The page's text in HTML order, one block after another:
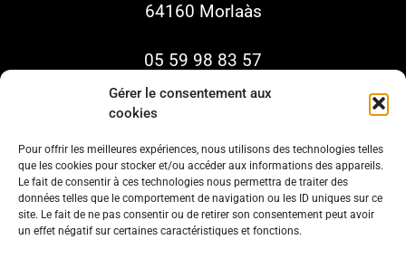
Gérer le consentement aux
cookies
Pour offrir les meilleures expériences, nous utilisons des technologies telles
que les cookies pour stocker et/ou accéder aux informations des appareils.
Le fait de consentir à ces technologies nous permettra de traiter des
données telles que le comportement de navigation ou les ID uniques sur ce
site. Le fait de ne pas consentir ou de retirer son consentement peut avoir
un effet négatif sur certaines caractéristiques et fonctions.
64160 Morlaàs
05 59 98 83 57
info@groupesr.fr